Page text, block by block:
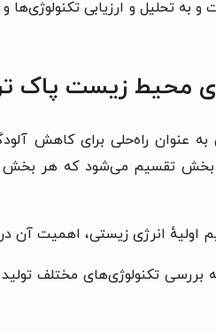
تحلیل و ارزیابی
محیط زیست پاک
به عنوان راه‌حلی برای کاهش
بخش تقسیم می‌شود که هر بخش
اولیهٔ انرژی زیستی، اهمیت
تکنولوژی‌های مختلف